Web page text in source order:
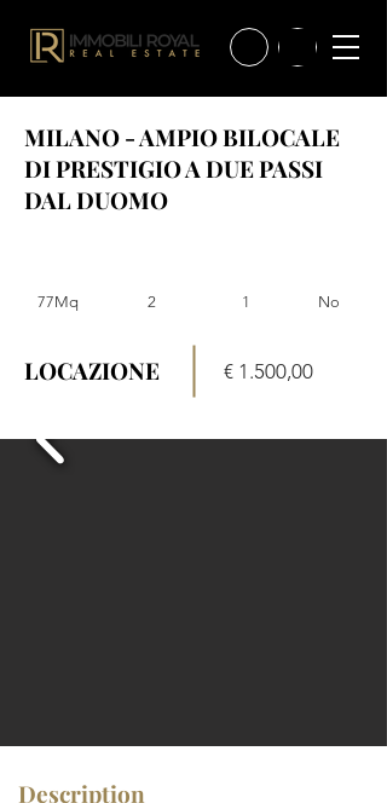
MILANO - AMPIO BILOCALE
DI PRESTIGIO A DUE PASSI
DAL DUOMO
77Mq 2 1 No
LOCAZIONE € 1.500,00
Description